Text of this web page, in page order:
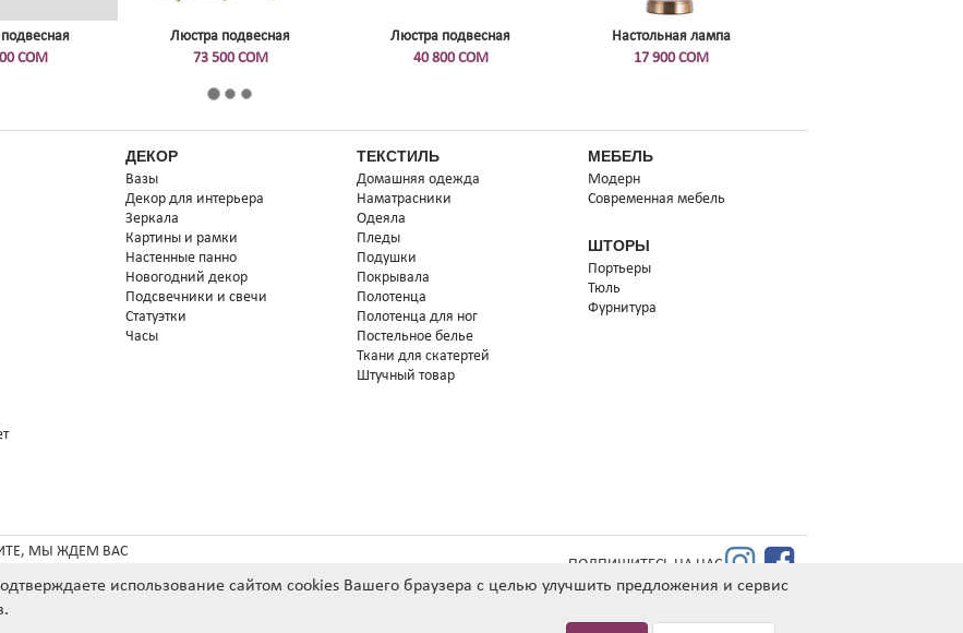
СОМ
Люстра подвесная
73 500 СОМ
Люстра подвесная
40 800 СОМ
Настольная лампа
17 900 СОМ
использование сайтом cookies Вашего браузера с целью улучшить предложения и сервис
ДЕКОР
Вазы
Декор для интерьера
Зеркала
Картины и рамки
Настенные панно
Новогодний декор
Подсвечники и свечи
Статуэтки
Часы
ТЕКСТИЛЬ
Домашняя одежда
Наматрасники
Одеяла
Пледы
Подушки
Покрывала
Полотенца
Полотенца для ног
Постельное белье
Ткани для скатертей
Штучный товар
МЕБЕЛЬ
Модерн
Современная мебель
ШТОРЫ
Портьеры
Тюль
Фурнитура
МЫ ЖДЕМ ВАС
ПОДПИШИТЕСЬ НА НАС